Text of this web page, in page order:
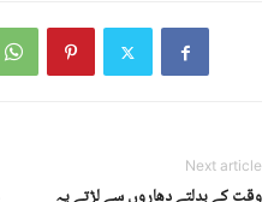
Next article